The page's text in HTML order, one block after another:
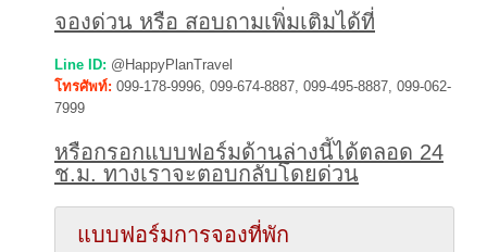
จองด่วน หรือ สอบถามเพิ่มเติมได้ที่
Line ID: @HappyPlanTravel
โทรศัพท์: 099-178-9996, 099-674-8887, 099-495-8887, 099-062-
7999
หรือกรอกแบบฟอร์มด้านล่างนี้ได้ตลอด 24
ช.ม. ทางเราจะตอบกลับโดยด่วน
แบบฟอร์มการจองที่พัก